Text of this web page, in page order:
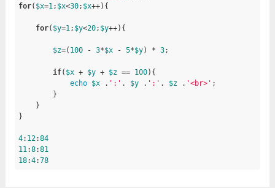
for( $x=1; $x<30; $x++){
for( $y=1; $y<20; $y++){
$z=( 100 - 3*$x - 5*$y) * 3;
if( $x + $y + $z == 100){
echo $x . ':' . $y . ':' . $z . '<br>' ;
        }
    }
}
4: 12:84
11:8:81
18:4:78